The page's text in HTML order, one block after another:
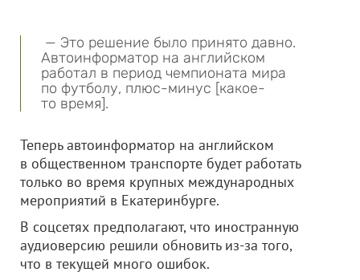
— Это решение было принято давно.
Автоинформатор на английском
работал в период чемпионата мира
по футболу, плюс-минус [какое-
то время].
Теперь автоинформатор на английском
в общественном транспорте будет работать
только во время крупных международных
мероприятий в Екатеринбурге.
В соцсетях предполагают, что иностранную
аудиоверсию решили обновить из-за того,
что в текущей много ошибок.